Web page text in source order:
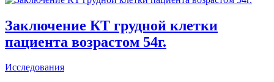
Заключение КТ грудной клетки
пациента возрастом 54г.
Исследования